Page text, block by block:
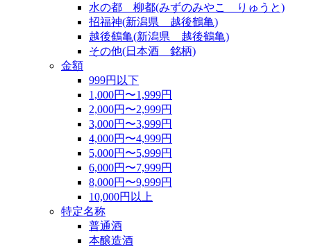
水の都 柳都(みずのみやこ りゅうと)
招福神(新潟県 越後鶴亀)
越後鶴亀(新潟県 越後鶴亀)
その他(日本酒 銘柄)
金額
999円以下
1,000円〜1,999円
2,000円〜2,999円
3,000円〜3,999円
4,000円〜4,999円
5,000円〜5,999円
6,000円〜7,999円
8,000円〜9,999円
10,000円以上
特定名称
普通酒
本醸造酒